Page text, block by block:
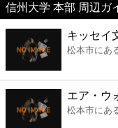
美容
コンビニ
薬局
信州大学 本部 周辺ガ
キッセイ
松本市にあ
エア・ウ
松本市にあ